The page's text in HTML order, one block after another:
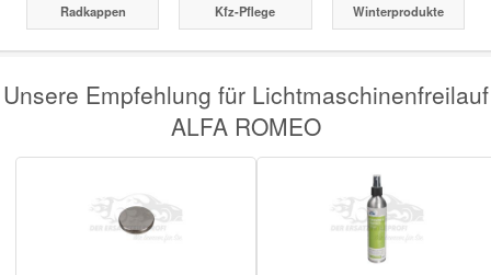
Radkappen Kfz-Pflege Winterprodukte
Unsere Empfehlung für Lichtmaschinenfreilauf
ALFA ROMEO